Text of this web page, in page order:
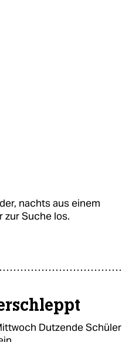
nachts aus einem
zur Suche los.
Dutzende Schüler